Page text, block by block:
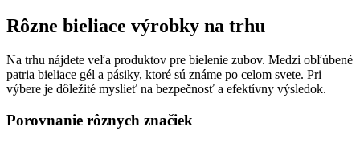
Rôzne bieliace výrobky na trhu
Na trhu nájdete veľa produktov pre bielenie zubov. Medzi obľúbené
patria bieliace gél a pásiky, ktoré sú známe po celom svete. Pri
výbere je dôležité myslieť na bezpečnosť a efektívny výsledok.
Porovnanie rôznych značiek